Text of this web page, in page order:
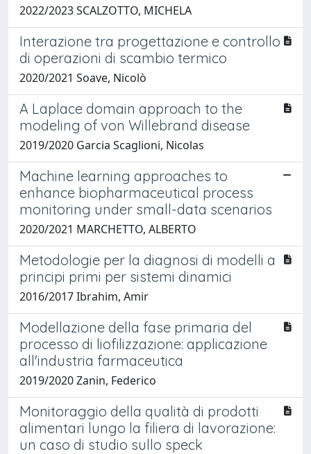
2022/2023 SCALZOTTO, MICHELA
Interazione tra progettazione e controllo
di operazioni di scambio termico
2020/2021 Soave, Nicolò
A Laplace domain approach to the
modeling of von Willebrand disease
2019/2020 Garcia Scaglioni, Nicolas
Machine learning approaches to
enhance biopharmaceutical process
monitoring under small-data scenarios
2020/2021 MARCHETTO, ALBERTO
Metodologie per la diagnosi di modelli a
principi primi per sistemi dinamici
2016/2017 Ibrahim, Amir
Modellazione della fase primaria del
processo di liofilizzazione: applicazione
all'industria farmaceutica
2019/2020 Zanin, Federico
Monitoraggio della qualità di prodotti
alimentari lungo la filiera di lavorazione:
un caso di studio sullo speck